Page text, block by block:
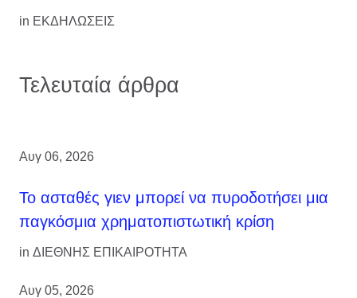
in ΕΚΔΗΛΩΣΕΙΣ
Τελευταία άρθρα
Αυγ 06, 2026
Το ασταθές γιεν μπορεί να πυροδοτήσει μια
παγκόσμια χρηματοπιστωτική κρίση
in ΔΙΕΘΝΗΣ ΕΠΙΚΑΙΡΟΤΗΤΑ
Αυγ 05, 2026